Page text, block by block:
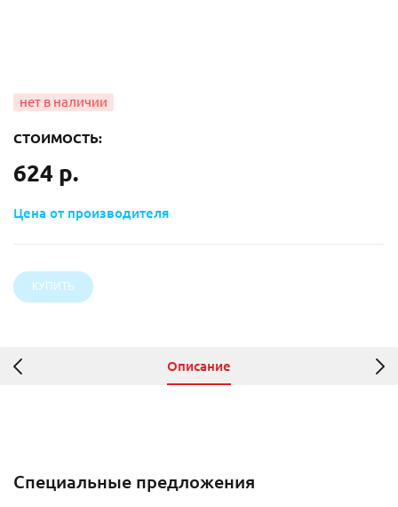
СТОИМОСТЬ:
624 р.
Цена от производителя
Описание
Специальные предложения